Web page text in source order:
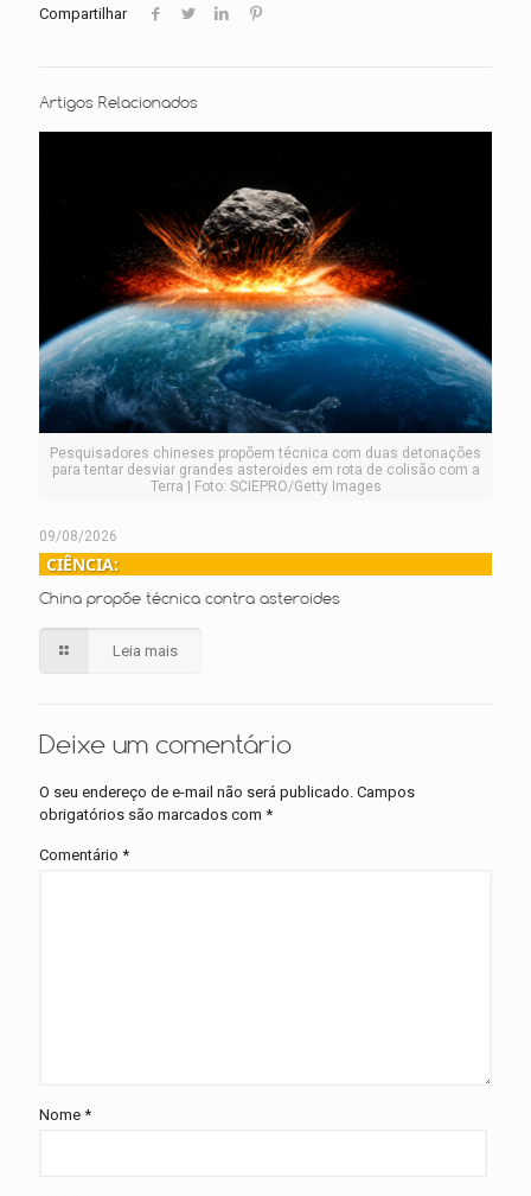
Compartilhar
Artigos Relacionados
Pesquisadores chineses propõem técnica com duas detonações
para tentar desviar grandes asteroides em rota de colisão com a
Terra | Foto: SCIEPRO/Getty Images
09/08/2026
CIÊNCIA:
China propõe técnica contra asteroides
Leia mais
Deixe um comentário
O seu endereço de e-mail não será publicado. Campos
obrigatórios são marcados com *
Comentário *
Nome *